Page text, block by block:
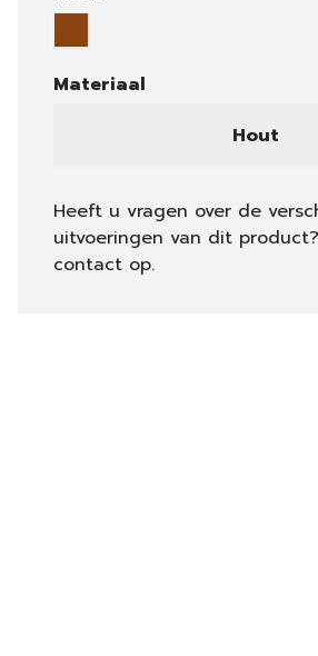
Materiaal
Hout
Heeft u vragen over de
uitvoeringen van dit
contact op.